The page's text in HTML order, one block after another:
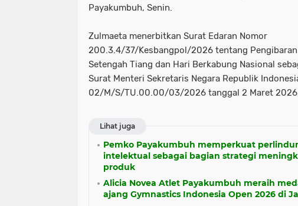
Payakumbuh, Senin.
Zulmaeta menerbitkan Surat Edaran Nomor
200.3.4/37/Kesbangpol/2026 tentang Pengibaran
Setengah Tiang dan Hari Berkabung Nasional
Surat Menteri Sekretaris Negara Republik
02/M/S/TU.00.00/03/2026 tanggal 2 Maret
Lihat juga
Pemko Payakumbuh memperkuat
intelektual sebagai bagian strategi
produk
Alicia Novea Atlet Payakumbuh meraih
ajang Gymnastics Indonesia Open 2026 di